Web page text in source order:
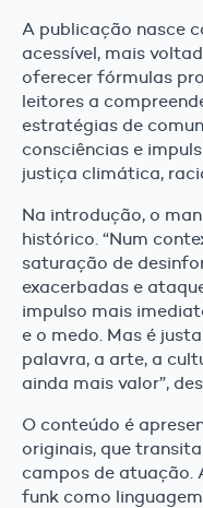
A publicação nasce
acessível, mais
oferecer fórmulas
leitores a
estratégias de
consciências e
justiça climática,
Na introdução, o
histórico. “Num
saturação de
exacerbadas e
impulso mais
e o medo. Mas é
palavra, a arte, a
ainda mais valor”,
O conteúdo é
originais, que
campos de atuação.
funk como